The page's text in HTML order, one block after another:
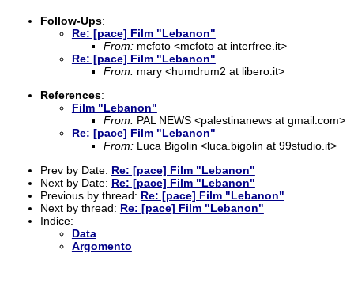
Follow-Ups:
Re: [pace] Film "Lebanon"
From:mcfoto <mcfoto at interfree.it>
Re: [pace] Film "Lebanon"
From:mary <humdrum2 at libero.it>
References:
Film "Lebanon"
From:PAL NEWS <palestinanews at gmail.com>
Re: [pace] Film "Lebanon"
From:Luca Bigolin <luca.bigolin at 99studio.it>
Prev by Date: Re: [pace] Film "Lebanon"
Next by Date: Re: [pace] Film "Lebanon"
Previous by thread: Re: [pace] Film "Lebanon"
Next by thread: Re: [pace] Film "Lebanon"
Indice:
Data
Argomento